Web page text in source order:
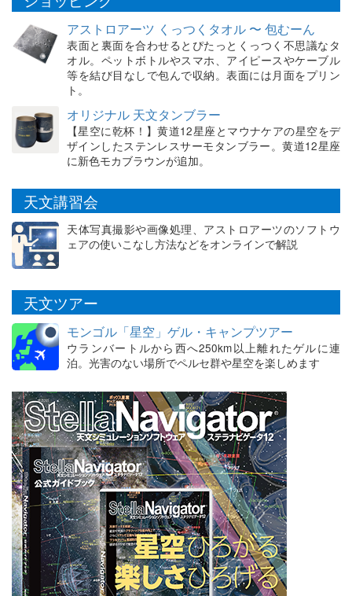
アストロアーツ くっつくタオル 〜 包むーん
表面と裏面を合わせるとぴたっとくっつく不思議なタ
オル。ペットボトルやスマホ、アイピースやケーブル
等を結び目なしで包んで収納。表面には月面をプリン
ト。
オリジナル 天文タンブラー
【星空に乾杯！】黄道12星座とマウナケアの星空をデ
ザインしたステンレスサーモタンブラー。黄道12星座
に新色モカブラウンが追加。
天文講習会
天体写真撮影や画像処理、アストロアーツのソフトウ
ェアの使いこなし方法などをオンラインで解説
天文ツアー
モンゴル「星空」ゲル・キャンプツアー
ウランバートルから西へ250km以上離れたゲルに連
泊。光害のない場所でペルセ群や星空を楽しめます